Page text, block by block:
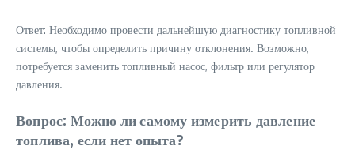
Ответ: Необходимо провести дальнейшую диагностику топливной
системы, чтобы определить причину отклонения. Возможно,
потребуется заменить топливный насос, фильтр или регулятор
давления.
Вопрос: Можно ли самому измерить давление
топлива, если нет опыта?